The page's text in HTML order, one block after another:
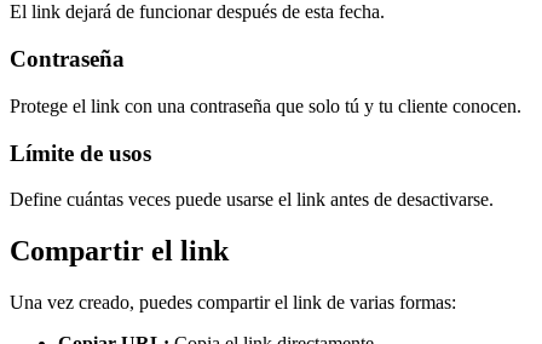
El link dejará de funcionar después de esta fecha.
Contraseña
Protege el link con una contraseña que solo tú y tu cliente conocen.
Límite de usos
Define cuántas veces puede usarse el link antes de desactivarse.
Compartir el link
Una vez creado, puedes compartir el link de varias formas: